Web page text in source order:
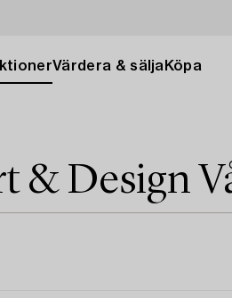
Värdera & sälja Köpa
Design